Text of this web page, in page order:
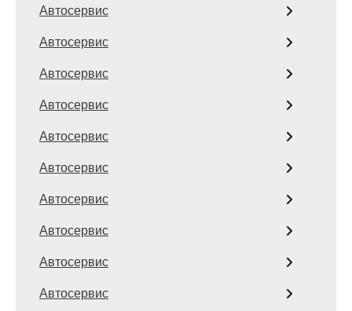
Автосервис
Автосервис
Автосервис
Автосервис
Автосервис
Автосервис
Автосервис
Автосервис
Автосервис
Автосервис